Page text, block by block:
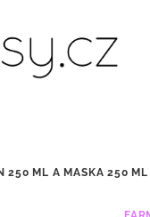
250 ML A MASKA 250 ML